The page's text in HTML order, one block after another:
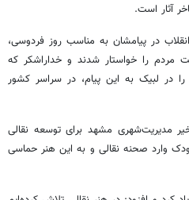
آثار است.
در پیامشان به مناسب روز فردوسی،
مردم را خواستار شدند و خداراشکر که
در لبیک به این پیام، در سراسر کشور
مدیریت‌شهری مشهد برای توسعه نقالی
بین ۴۰ تا ۵۰ هزار کودک وارد صحنه نقالی و به این هنر حماسی